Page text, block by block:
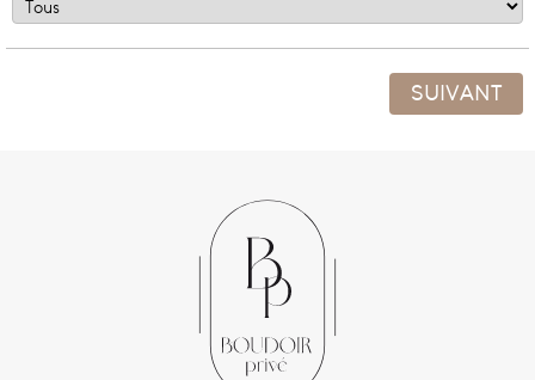
SUIVANT